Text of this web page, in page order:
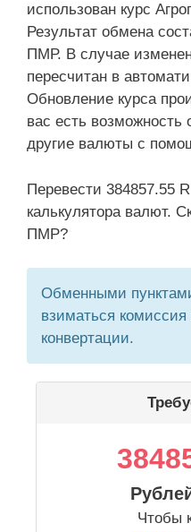
использован курс
Результат обмена
ПМР. В случае
пересчитан в
Обновление курса
вас есть
другие валюты с
Перевести 384857.55
калькулятора валют.
ПМР?
Обменными
взиматься
конвертации.
Чтобы